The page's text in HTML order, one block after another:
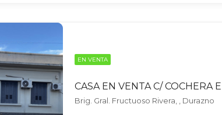
EN VENTA
CASA EN VENTA C/ COCHERA
Brig. Gral. Fructuoso Rivera, , Durazno